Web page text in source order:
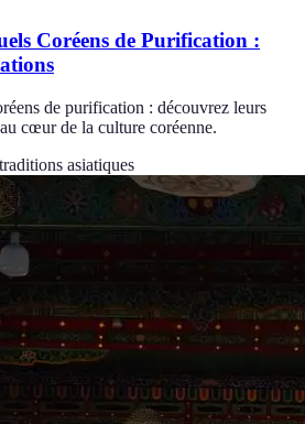
Coréens de Purification :
de purification : découvrez leurs
cœur de la culture coréenne.
traditions asiatiques